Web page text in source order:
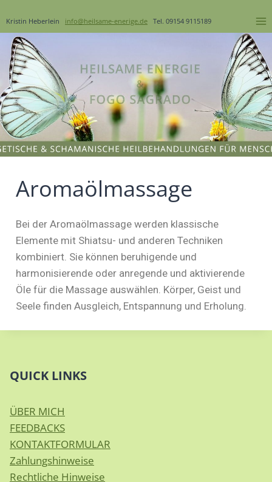
Kristin Heberlein info@heilsame-enerige.de Tel. 09154 9115189
Aromaölmassage
Bei der Aromaölmassage werden klassische
Elemente mit Shiatsu- und anderen Techniken
kombiniert. Sie können beruhigende und
harmonisierende oder anregende und aktivierende
Öle für die Massage auswählen. Körper, Geist und
Seele finden Ausgleich, Entspannung und Erholung.
QUICK LINKS
ÜBER MICH
FEEDBACKS
KONTAKTFORMULAR
Zahlungshinweise
Rechtliche Hinweise